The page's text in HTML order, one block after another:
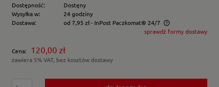
Dostępność:
Dostęny
Wysyłka w:
24 godziny
Dostawa:
od 7,95 zł- InPost Paczkomat® 24/7
Cena nie zawiera ewentualnych kosztów płatnościsprawdź formy dostawy
Cena: 120,00 zł
zawiera 5% VAT, bez kosztów dostawy